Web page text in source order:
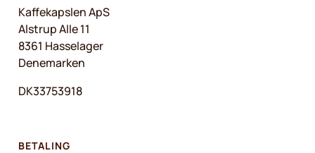
Kaffekapslen ApS
Alstrup Alle 11
8361 Hasselager
Denemarken
DK33753918
BETALING